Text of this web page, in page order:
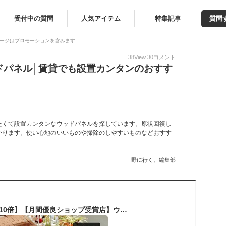
受付中の質問 人気アイテム 特集記事 質問
ジはプロモーションを含みます
38View 30コメント
ネル│賃貸でも設置カンタンのおすす
て設置カンタンなウッドパネルを探しています。原状回復し
ます。使い心地のいいものや掃除のしやすいものなどおすす
野に行く。編集部
【4月末までポイント10倍】【月間優良ショップ受賞店】ウッドパネル ウッドデッキ 6枚セット 25枚セット【送料無料】人工木 タイル 樹脂ウッドデッキ 庭 パネル 木製タイル ガーデニング ベランダ バルコニー 人工木材